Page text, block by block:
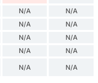
N/A N/A
N/A N/A
N/A N/A
N/A N/A
N/A N/A